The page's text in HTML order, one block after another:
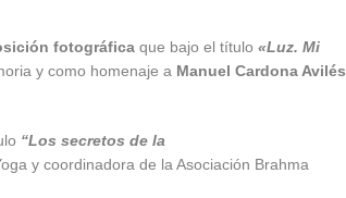
fotográfica que bajo el título «Luz. Mi
y como homenaje a Manuel Cardona Avilés
“Los secretos de la
y coordinadora de la Asociación Brahma